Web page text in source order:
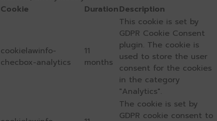
Cookie
DurationDescription
cookielawinfo-
checbox-analytics
11
months
This cookie is set by
GDPR Cookie Consent
plugin. The cookie is
used to store the user
consent for the cookies
in the category
"Analytics".
The cookie is set by
GDPR cookie consent to